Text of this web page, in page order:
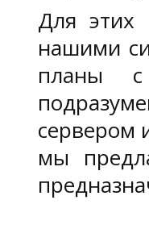
Для этих
нашими
планы с
сервером
мы